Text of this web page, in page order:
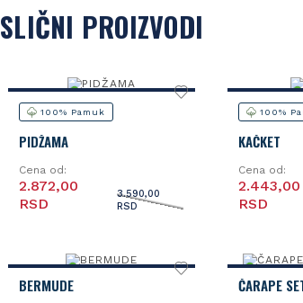
SLIČNI PROIZVODI
100% Pamuk
PIDŽAMA
Cena od:
3.590,00
RSD
2.872,00
RSD
100%
KAČKET
Cena od:
2.443,00
RSD
BERMUDE ČARAPE